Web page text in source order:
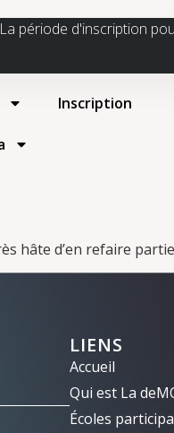
La période d'inscription
Inscription
hâte d’en refaire
LIENS
Accueil
Qui est La
Écoles